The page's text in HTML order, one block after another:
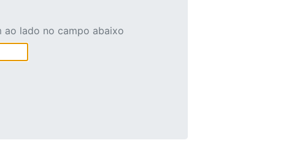
ao lado no campo abaixo